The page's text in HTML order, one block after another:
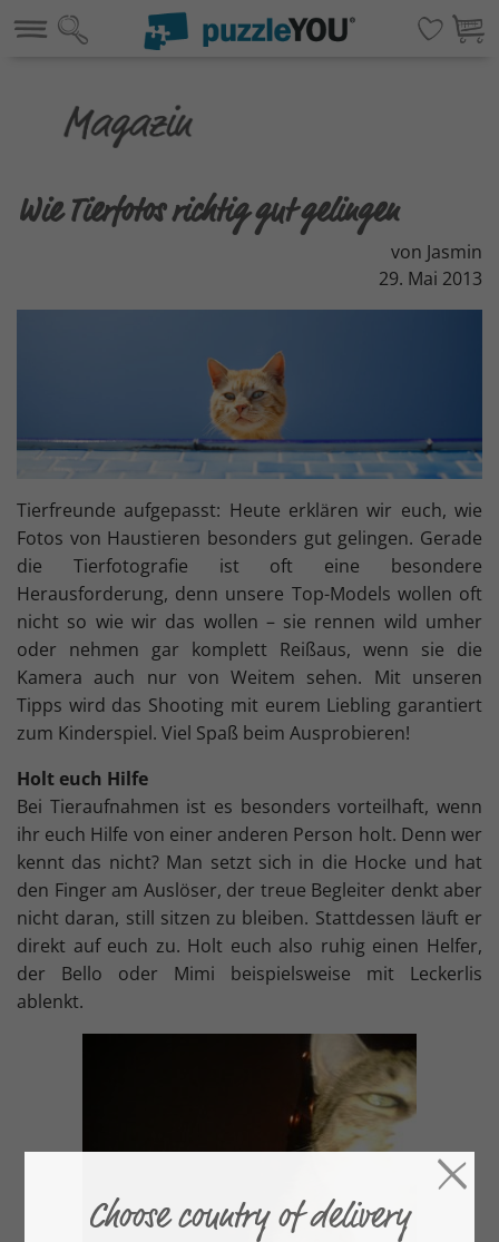
Wie Tierfotos richtig gut gelingen
von Jasmin
29. Mai 2013
Tierfreunde aufgepasst: Heute erklären wir euch, wie
Fotos von Haustieren besonders gut gelingen. Gerade
die Tierfotografie ist oft eine besondere
Herausforderung, denn unsere Top-Models wollen oft
nicht so wie wir das wollen – sie rennen wild umher
oder nehmen gar komplett Reißaus, wenn sie die
Kamera auch nur von Weitem sehen. Mit unseren
Tipps wird das Shooting mit eurem Liebling garantiert
zum Kinderspiel. Viel Spaß beim Ausprobieren!
Holt euch Hilfe
Bei Tieraufnahmen ist es besonders vorteilhaft, wenn
ihr euch Hilfe von einer anderen Person holt. Denn wer
kennt das nicht? Man setzt sich in die Hocke und hat
den Finger am Auslöser, der treue Begleiter denkt aber
nicht daran, still sitzen zu bleiben. Stattdessen läuft er
direkt auf euch zu. Holt euch also ruhig einen Helfer,
der Bello oder Mimi beispielsweise mit Leckerlis
ablenkt.